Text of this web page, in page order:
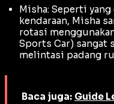
Misha: Seperti
kendaraan, Misha
rotasi
Sports Car) sangat
melintasi padang
Baca juga: Guide